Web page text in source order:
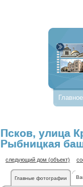
Главное
Псков, улица
Рыбницкая
следующий дом (объект)
Главные фотографии